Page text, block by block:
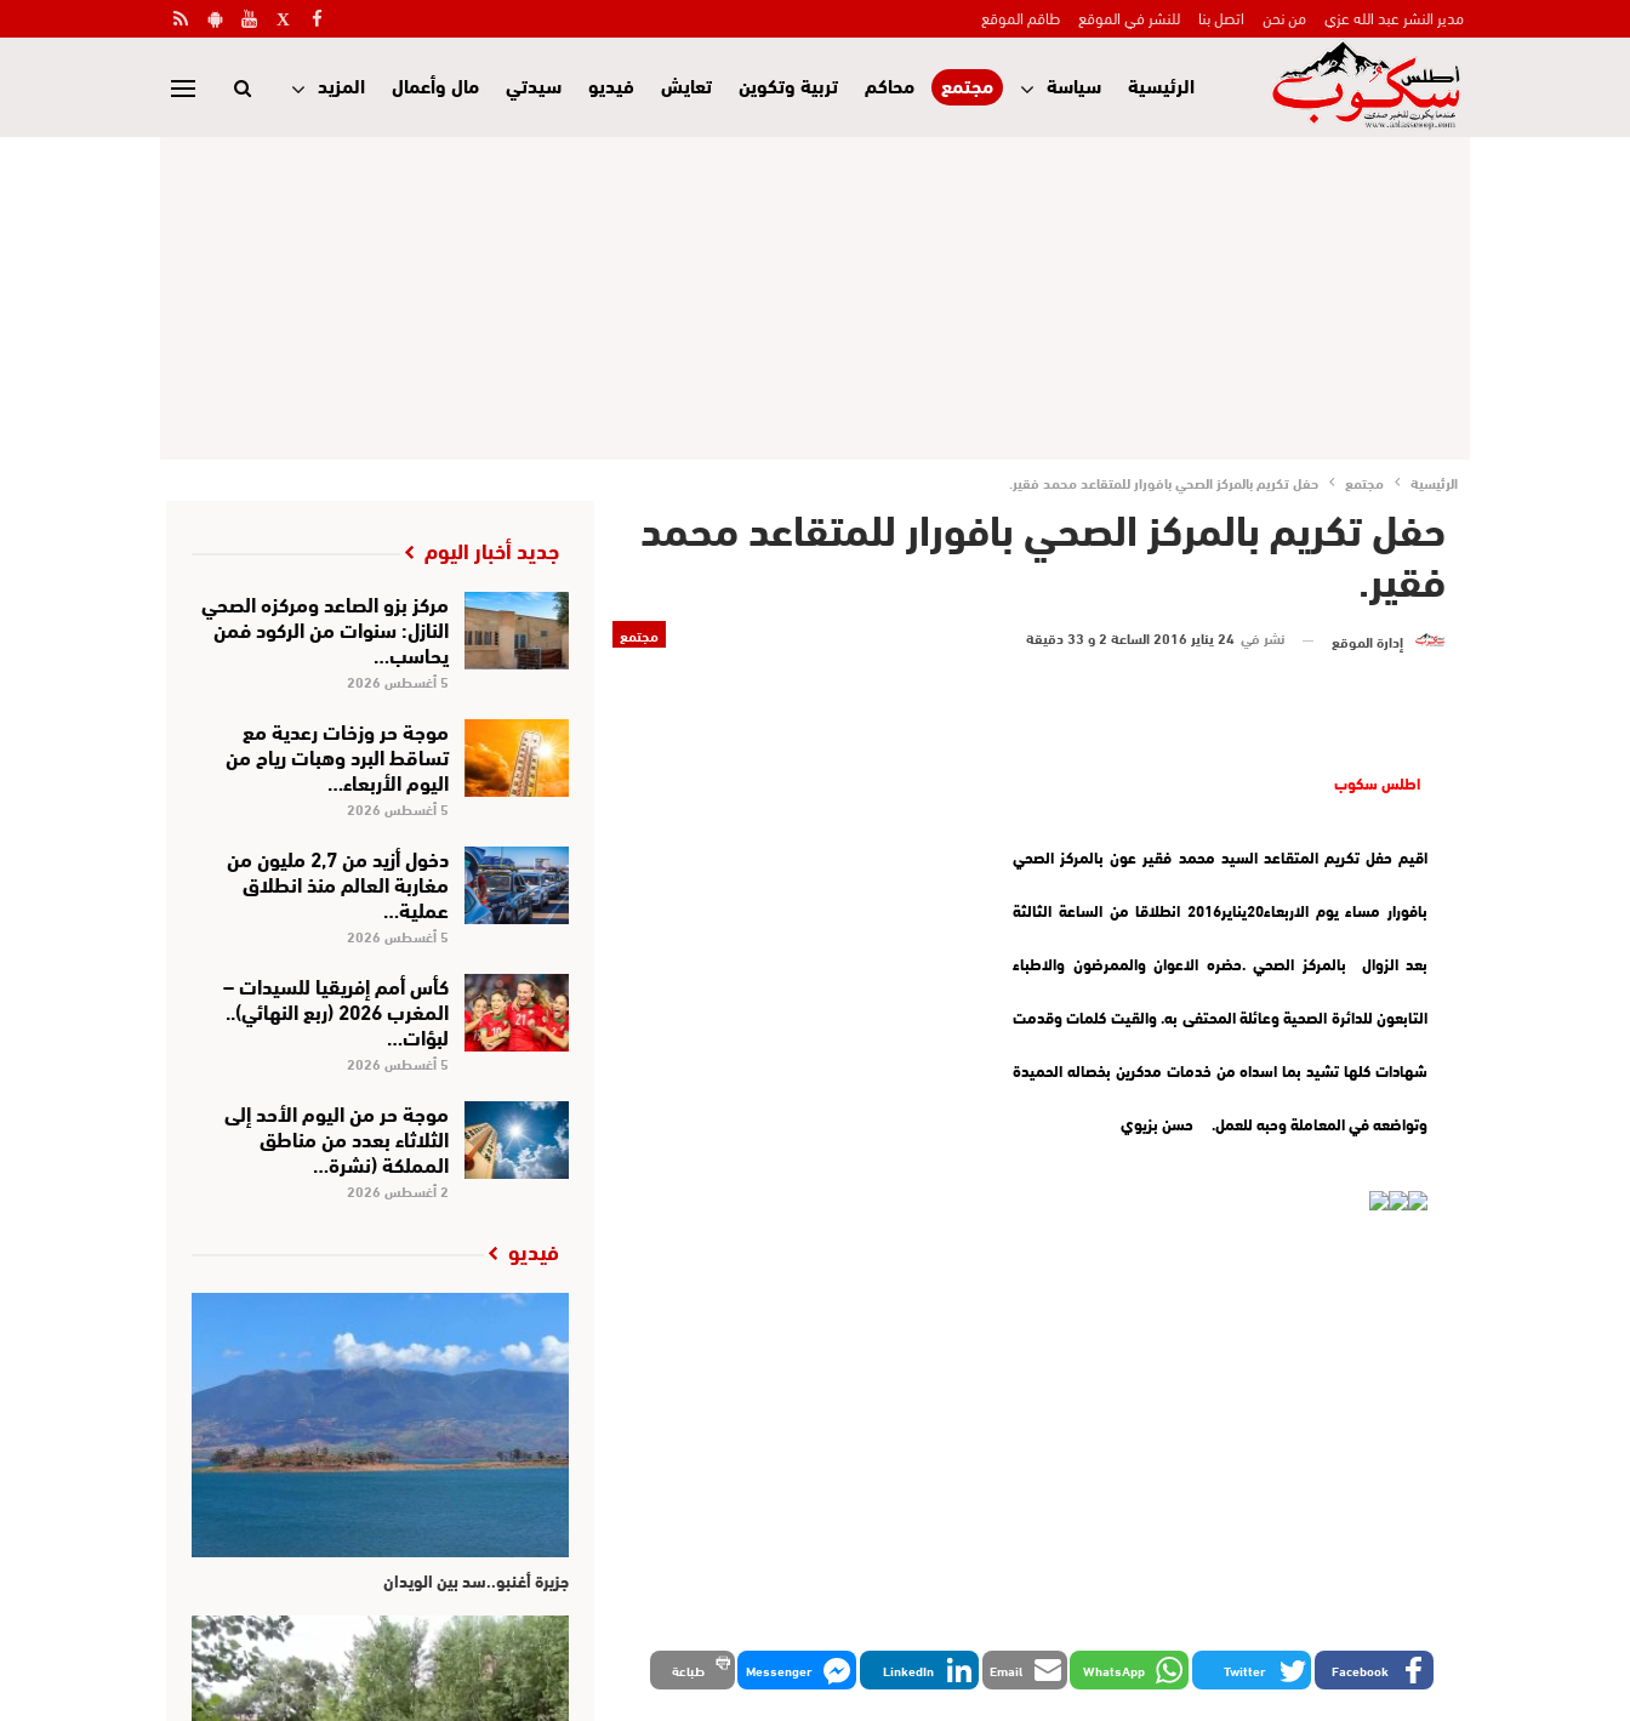
مدير النشر عبد الله عزي من نحن اتصل بنا للنشر في الموقع طاقم الموقع
الرئيسية سياسة مجتمع محاكم تربية وتكوين تعايش فيديو سيدتي مال وأعمال المزيد
الرئيسية مجتمع حفل تكريم بالمركز الصحي بافورار للمتقاعد محمد فقير.
حفل تكريم بالمركز الصحي بافورار للمتقاعد محمد
فقير.
مجتمع إدارة الموقع نشر في 24 يناير 2016 الساعة 2 و 33 دقيقة
اطلس سكوب
اقيم حفل تكريم المتقاعد السيد محمد فقير عون بالمركز الصحي
بافورار مساء يوم الاربعاء20يناير2016 انطلاقا من الساعة الثالثة
بعد الزوال بالمركز الصحي .حضره الاعوان والممرضون والاطباء
التابعون للدائرة الصحية وعائلة المحتفى به. والقيت كلمات وقدمت
شهادات كلها تشيد بما اسداه من خدمات مدكرين بخصاله الحميدة
وتواضعه في المعاملة وحبه للعمل. حسن بزيوي
Facebook
Twitter
WhatsApp
Email
LinkedIn
Messenger طباعة
جديد أخبار اليوم
مركز بزو الصاعد ومركزه الصحي
النازل: سنوات من الركود فمن
يحاسب…
5 أغسطس 2026
موجة حر وزخات رعدية مع
تساقط البرد وهبات رياح من
اليوم الأربعاء…
5 أغسطس 2026
دخول أزيد من 2,7 مليون من
مغاربة العالم منذ انطلاق
عملية…
5 أغسطس 2026
كأس أمم إفريقيا للسيدات –
المغرب 2026 (ربع النهائي)..
لبؤات…
5 أغسطس 2026
موجة حر من اليوم الأحد إلى
الثلاثاء بعدد من مناطق
المملكة (نشرة…
2 أغسطس 2026
فيديو
جزيرة أغنبو..سد بين الويدان